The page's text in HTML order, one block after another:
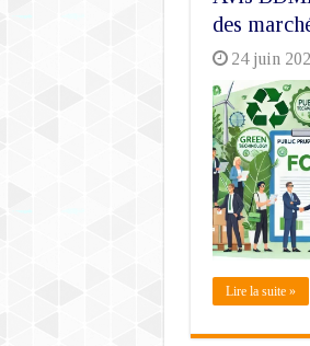
des
24 juin
Lire la suite »